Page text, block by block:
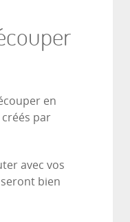
en
par
avec vos
bien